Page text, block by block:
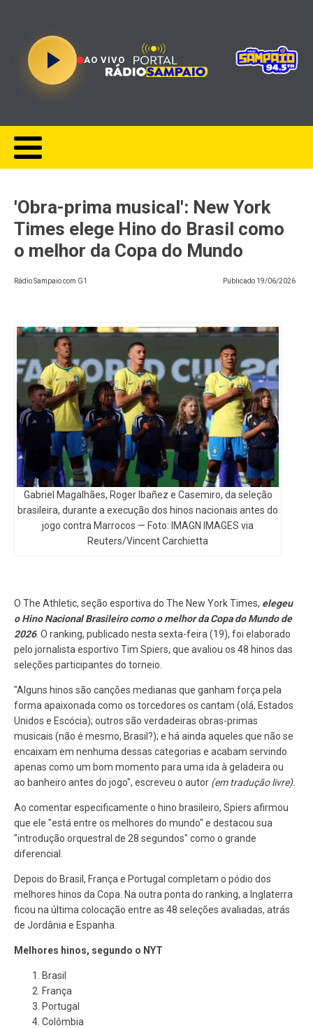
AO VIVO
'Obra-prima musical': New York
Times elege Hino do Brasil como
o melhor da Copa do Mundo
Rádio Sampaio com G1 Publicado 19/06/2026
Gabriel Magalhães, Roger Ibañez e Casemiro, da seleção
brasileira, durante a execução dos hinos nacionais antes do
jogo contra Marrocos — Foto: IMAGN IMAGES via
Reuters/Vincent Carchietta
O The Athletic, seção esportiva do The New York Times, elegeu
o Hino Nacional Brasileiro como o melhor da Copa do Mundo de
2026. O ranking, publicado nesta sexta-feira (19), foi elaborado
pelo jornalista esportivo Tim Spiers, que avaliou os 48 hinos das
seleções participantes do torneio.
"Alguns hinos são canções medianas que ganham força pela
forma apaixonada como os torcedores os cantam (olá, Estados
Unidos e Escócia); outros são verdadeiras obras-primas
musicais (não é mesmo, Brasil?); e há ainda aqueles que não se
encaixam em nenhuma dessas categorias e acabam servindo
apenas como um bom momento para uma ida à geladeira ou
ao banheiro antes do jogo", escreveu o autor (em tradução livre).
Ao comentar especificamente o hino brasileiro, Spiers afirmou
que ele "está entre os melhores do mundo" e destacou sua
"introdução orquestral de 28 segundos" como o grande
diferencial.
Depois do Brasil, França e Portugal completam o pódio dos
melhores hinos da Copa. Na outra ponta do ranking, a Inglaterra
ficou na última colocação entre as 48 seleções avaliadas, atrás
de Jordânia e Espanha.
Melhores hinos, segundo o NYT
Brasil
França
Portugal
Colômbia